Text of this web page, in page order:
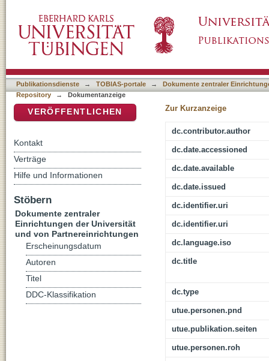
Publikationsdienste → TOBIAS-portale →
Dokumente zentraler
Repository
→ Dokumentanzeige
Zur Kurzanzeige
dc.contributor.author
dc.date.accessioned
dc.date.available
dc.date.issued
dc.identifier.uri
dc.identifier.uri
dc.language.iso
dc.title
dc.type
utue.personen.pnd
utue.publikation.seiten
utue.personen.roh
VERÖFFENTLICHEN
Kontakt
Verträge
Hilfe und Informationen
Stöbern
Dokumente zentraler
Einrichtungen der Universität
und von Partnereinrichtungen
Erscheinungsdatum
Autoren
Titel
DDC-Klassifikation